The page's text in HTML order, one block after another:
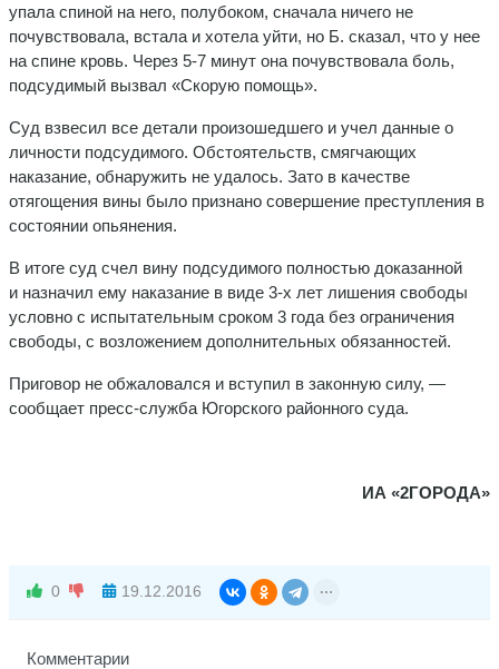
упала спиной на него, полубоком, сначала ничего не
почувствовала, встала и хотела уйти, но Б. сказал, что у нее
на спине кровь. Через 5-7 минут она почувствовала боль,
подсудимый вызвал «Скорую помощь».
Суд взвесил все детали произошедшего и учел данные о
личности подсудимого. Обстоятельств, смягчающих
наказание, обнаружить не удалось. Зато в качестве
отягощения вины было признано совершение преступления в
состоянии опьянения.
В итоге суд счел вину подсудимого полностью доказанной
и назначил ему наказание в виде 3-х лет лишения свободы
условно с испытательным сроком 3 года без ограничения
свободы, с возложением дополнительных обязанностей.
Приговор не обжаловался и вступил в законную силу, —
сообщает пресс-служба Югорского районного суда.
ИА «2ГОРОДА»
0 19.12.2016
Комментарии